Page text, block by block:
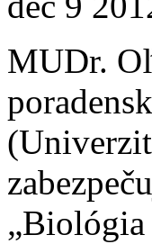
MUDr.
„Biológia